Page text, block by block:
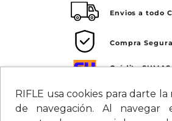
RIFLE usa cookies para darte
de navegación. Al navegar
Envios a todo
Compra Segura
Crédito SUMAS
Síguenos en redes